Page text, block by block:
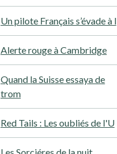
Un pilote Français s’évade à l
Alerte rouge à Cambridge
Quand la Suisse essaya de
trom
Red Tails : Les oubliés de l'U